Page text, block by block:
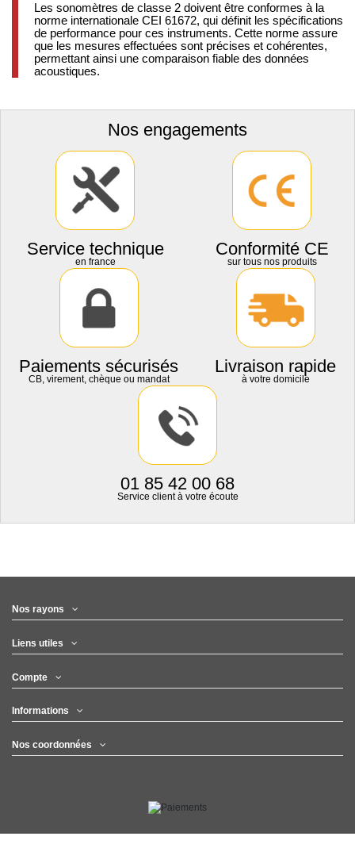
Les sonomètres de classe 2 doivent être conformes à la
norme internationale CEI 61672, qui définit les spécifications
de performance pour ces instruments. Cette norme assure
que les mesures effectuées sont précises et cohérentes,
permettant ainsi une comparaison fiable des données
acoustiques.
Nos engagements
Service technique
en france
Conformité CE
sur tous nos produits
Paiements sécurisés
CB, virement, chèque ou mandat
Livraison rapide
à votre domicile
01 85 42 00 68
Service client à votre écoute
Nos rayons
Liens utiles
Compte
Informations
Nos coordonnées